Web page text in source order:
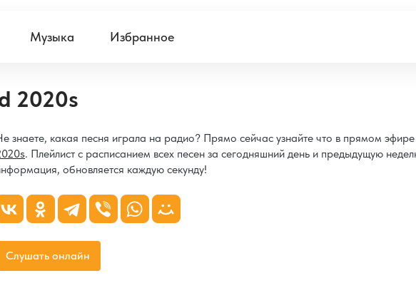
Музыка Избранное
2020s
знаете, какая песня играла на радио? Прямо сейчас узнайте что в прямом эфире
. Плейлист с расписанием всех песен за сегодняшний день и предыдущую
обновляется каждую секунду!
Слушать онлайн